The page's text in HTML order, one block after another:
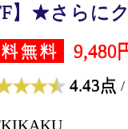
】★さらに
無料 9,480
4.43点 /